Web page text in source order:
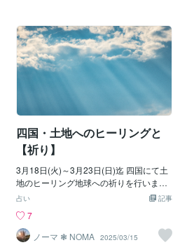
波動を持っています。・自分自身に優し
さと愛を向ける・他者の優しさ、当たり
前にある豊かさを見つめ、感謝する。豊
かさを感じる心や感謝の気持ちを持つ事
は日々の小さな積み重ねであり、習慣で
す。愛と感謝の心を養いましょう。⑤宇
宙のサポートを受け入れる宇宙の流れに
乗る為に叶えたい事へのエネルギーブロ
ックを浄化するヒーリングを受けるのも
おすすめです。宇宙のエネルギーを最
み込む #天秤座：対人 #蠍座：司会 #射手
座："好き" #山羊座：長く居る場所 #水瓶
座：兄弟関係 #魚座：お金にする ☆メッ
セージ☆ あなたの夢、目指す姿、叶えた
いことを応援しています。 ぜひコメント
欄でその内容を教えてください。 応援の
エネルギーを送らせていただきます☆ あ
なたの夢を応援する占い師 mokiyu(もき
ゆう)
四国・土地へのヒーリングと
【祈り】
3月18日(火)～3月23日(日)迄 四国にて土
地のヒーリング地球への祈りを行いま
す。 災害は波動が下がっている場所へ起
後という大切な時期に施術をお休みする
のはとても悩みましたが地球の波動が揺
れ動いている今波動が下がってしまって
記事
占い
7
ノーマ ❃ NOMA 2025/03/15